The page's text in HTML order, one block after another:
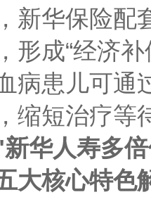
新华保险配
形成“经济
病患儿可通
缩短治疗等
华人寿多
大核心特色